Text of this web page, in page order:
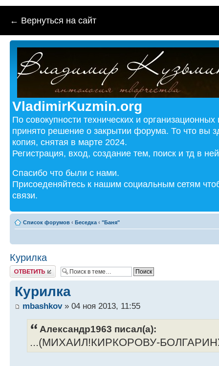
← Вернуться на сайт
VladimirKuzmin.org
По совокупности технических и
принято решение о закрытии форума. То что вы
копия, снятая в марте 2024.
Регистрация, вход, создание тем, поиск и тд в
Спасибо что были с нами.
Присоеденяйтесь к нашим социальным сетям
связи.
Список форумов ‹ Беседка ‹ "Баня"
Курилка
Ответить
Курилка
mbashkov» 04 ноя 2013, 11:55
Александр1963 писал(а):
...(МИХАИЛ!КИРКОРОВУ-